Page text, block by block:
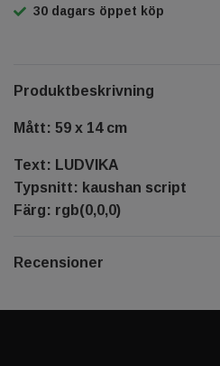
30 dagars öppet köp
Produktbeskrivning
Mått: 59 x 14 cm
Text: LUDVIKA
Typsnitt: kaushan script
Färg: rgb(0,0,0)
Recensioner